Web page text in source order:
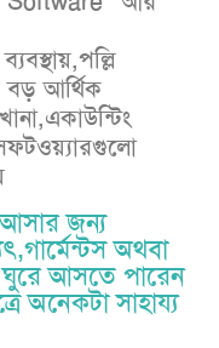
বড় আর্থিক
সফটওয়্যারগুলো
আসার জন্য
অথবা
ঘুরে আসতে পারেন
অনেকটা সাহায্য